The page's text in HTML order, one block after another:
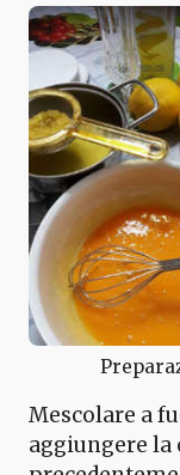
Mescolare a
aggiungere la